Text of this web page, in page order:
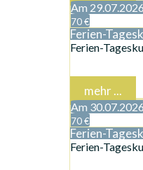
Am 29.07.2026
70 €
Ferien-
Ferien-
mehr ...
Am 30.07.2026
70 €
Ferien-
Ferien-